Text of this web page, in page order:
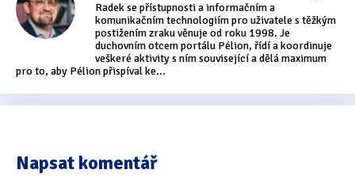
Pracuji zrakem(456)
Pracuji zrakem a sluchem(515)
Služby(115)
Radek se přístupnosti a informačním a
komunikačním technologiím pro uživatele s těžkým
postižením zraku věnuje od roku 1998. Je
duchovním otcem portálu Pélion, řídí a koordinuje
veškeré aktivity s ním související a dělá maximum
pro to, aby Pélion přispíval ke...
Napsat komentář